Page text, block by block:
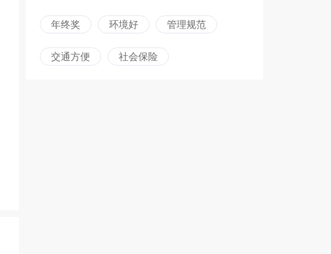
年终奖 环境好 管理规范
交通方便 社会保险